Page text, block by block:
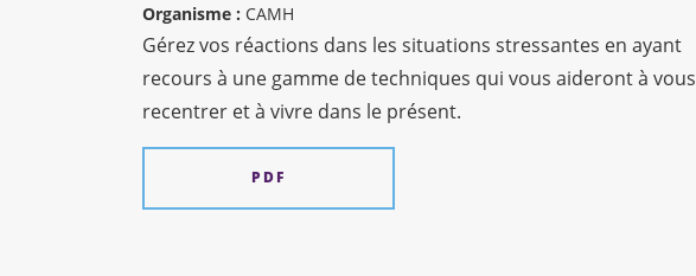
Organisme : CAMH
Gérez vos réactions dans les situations stressantes en ayant
recours à une gamme de techniques qui vous aideront à vous
recentrer et à vivre dans le présent.
PDF